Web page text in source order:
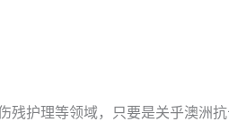
护理等领域，只要是关乎澳洲